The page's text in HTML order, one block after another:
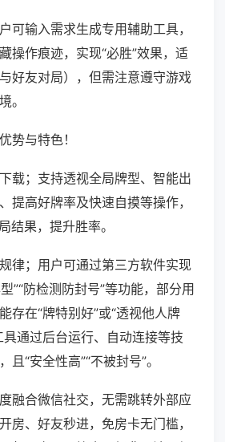
可输入需求生成专用辅助工具，
操作痕迹，实现“必胜”效果，适
好友对局），但需注意遵守游戏
。
势与特色！
载；支持透视全局牌型、智能出
提高好牌率及快速自摸等操作，
结果，提升胜率。
律；用户可通过第三方软件实现
”“防检测防封号”等功能，部分用
存在“牌特别好”或“透视他人牌
具通过后台运行、自动连接等技
“安全性高”“不被封号”。
融合微信社交，无需跳转外部应
房、好友秒进，免房卡无门槛，